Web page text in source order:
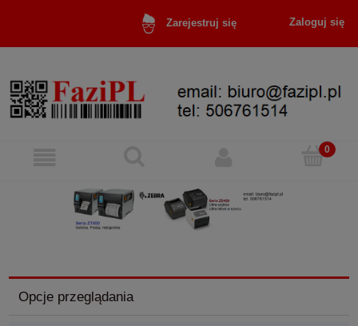
Zarejestruj się Zaloguj się
Opcje przeglądania